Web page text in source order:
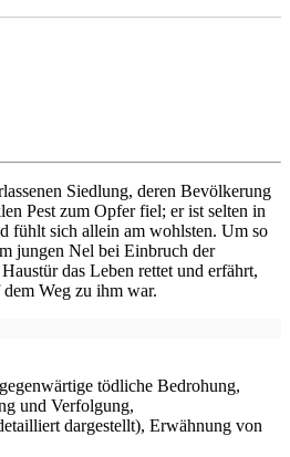
Siedlung, deren Bevölkerung
Pest zum Opfer fiel; er ist selten in
fühlt sich allein am wohlsten. Um so
jungen Nel bei Einbruch der
das Leben rettet und erfährt,
dem Weg zu ihm war.
tödliche Bedrohung,
und Verfolgung,
dargestellt), Erwähnung von